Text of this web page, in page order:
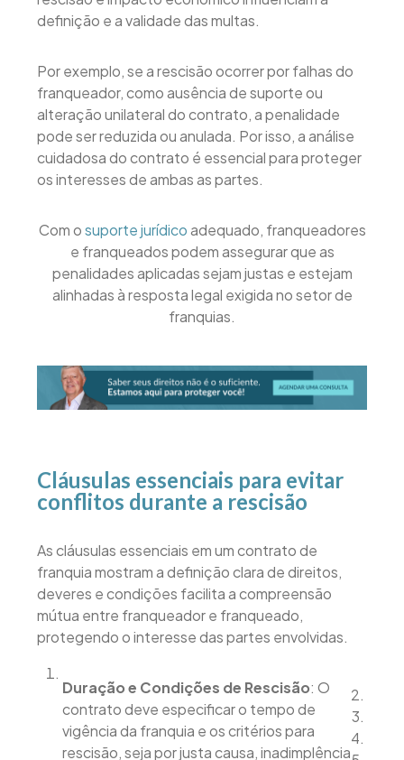
definição e a validade das multas.
Por exemplo, se a rescisão ocorrer por falhas do
franqueador, como ausência de suporte ou
alteração unilateral do contrato, a penalidade
pode ser reduzida ou anulada. Por isso, a análise
cuidadosa do contrato é essencial para proteger
os interesses de ambas as partes.
Com osuporte jurídicoadequado, franqueadores
e franqueados podem assegurar que as
penalidades aplicadas sejam justas e estejam
alinhadas à resposta legal exigida no setor de
franquias.
Cláusulas essenciais para evitar
conflitos durante a rescisão
As cláusulas essenciais em um contrato de
franquia mostram a definição clara de direitos,
deveres e condições facilita a compreensão
mútua entre franqueador e franqueado,
protegendo o interesse das partes envolvidas.
Duração e Condições de Rescisão: O
contrato deve especificar o tempo de
vigência da franquia e os critérios para
rescisão, seja por justa causa, inadimplência